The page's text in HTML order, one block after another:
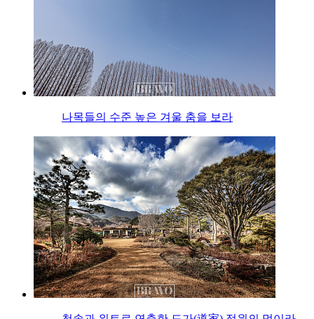
나목들의 수준 높은 겨울 춤을 보라